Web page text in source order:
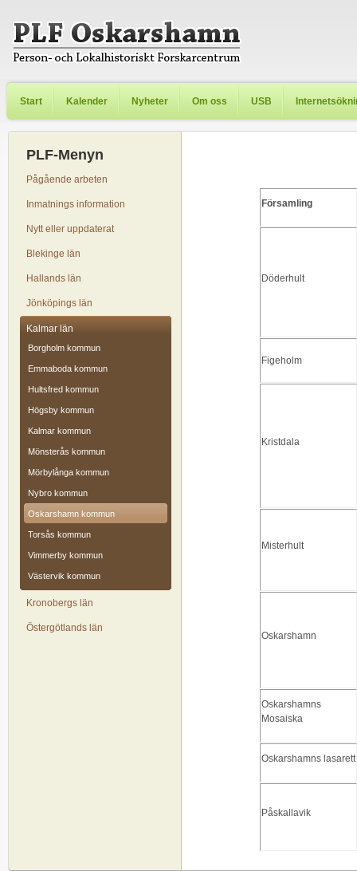
Start Kalender Nyheter Om oss USB
PLF-Menyn
Pågående arbeten
Inmatnings information
Nytt eller uppdaterat
Blekinge län
Hallands län
Jönköpings län
Kalmar län
Borgholm kommun
Emmaboda kommun
Hultsfred kommun
Högsby kommun
Kalmar kommun
Mönsterås kommun
Mörbylånga kommun
Nybro kommun
Oskarshamn kommun
Torsås kommun
Vimmerby kommun
Västervik kommun
Kronobergs län
Östergötlands län
Församling
Döderhult
Figeholm
Kristdala
Misterhult
Oskarshamn
Oskarshamns
Mosaiska
Oskarshamns lasarett
Påskallavik